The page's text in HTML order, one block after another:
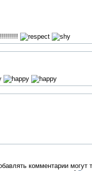
комментарии могут